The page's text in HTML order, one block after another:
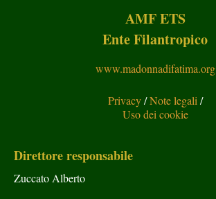
AMF ETS
Ente Filantropico
www.madonnadifatima.org
Privacy/Note legali /
Uso dei cookie
Direttore responsabile
Zuccato Alberto